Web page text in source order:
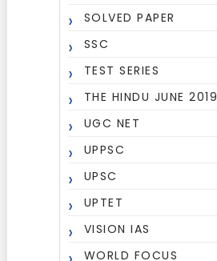
SOLVED PAPER
SSC
TEST SERIES
THE HINDU JUNE 2019
UGC NET
UPPSC
UPSC
UPTET
VISION IAS
WORLD FOCUS